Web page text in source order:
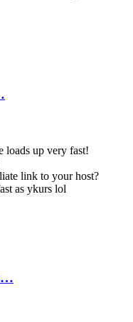
loads up very fast!
link to your host?
as ykurs lol